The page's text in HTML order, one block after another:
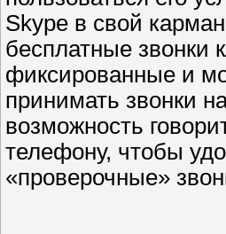
Skype в свой
бесплатные звонки
фиксированные и
принимать звонки
возможность
телефону, чтобы
«проверочные»